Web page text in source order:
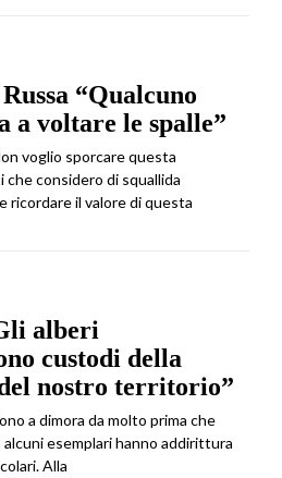
“Qualcuno
a voltare le spalle”
voglio sporcare questa
considero di squallida
ricordare il valore di questa
alberi
custodi della
nostro territorio”
a dimora da molto prima che
esemplari hanno addirittura
Alla